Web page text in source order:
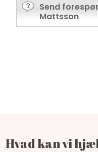
Send
Mattsson
Hvad kan vi